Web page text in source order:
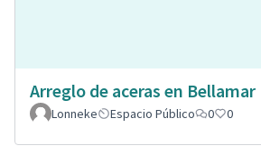
Arreglo de aceras en Bellamar
Lonneke
Espacio Público 0 0